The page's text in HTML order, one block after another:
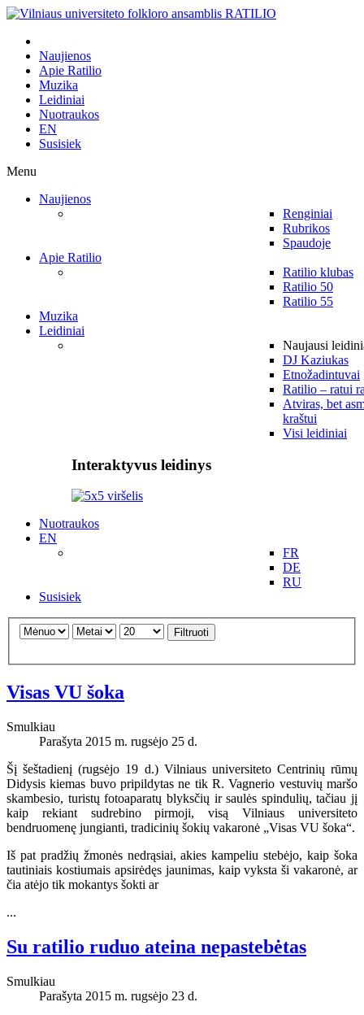
Naujienos
Apie Ratilio
Muzika
Leidiniai
Nuotraukos
EN
Susisiek
Menu
Naujienos
Renginiai
Rubrikos
Spaudoje
Apie Ratilio
Ratilio klubas
Ratilio 50
Ratilio 55
Muzika
Leidiniai
Naujausi
DJ Kaziukas
Etnožadintuvai
Ratilio – ratui
Atviras, bet
kraštui
Visi leidiniai
Interaktyvus leidinys
Nuotraukos
EN
FR
DE
RU
Susisiek
Filtruoti
Visas VU šoka
Smulkiau
Parašyta 2015 m. rugsėjo 25 d.
Šį šeštadienį (rugsėjo 19 d.) Vilniaus universiteto Centrinių rūmų
Didysis kiemas buvo pripildytas ne tik R. Vagnerio vestuvių maršo
skambesio, turistų fotoaparatų blyksčių ir saulės spindulių, tačiau jį
kaip rekiant sudrebino pirmoji, visą Vilniaus universiteto
bendruomenę jungianti, tradicinių šokių vakaronė „Visas VU šoka“.
Iš pat pradžių žmonės nedrąsiai, akies kampeliu stebėjo, kaip šoka
tautiniais kostiumais apsirėdęs jaunimas, kaip vyksta ši vakaronė, ar
čia atėjo tik mokantys šokti ar
...
Su ratilio ruduo ateina nepastebėtas
Smulkiau
Parašyta 2015 m. rugsėjo 23 d.